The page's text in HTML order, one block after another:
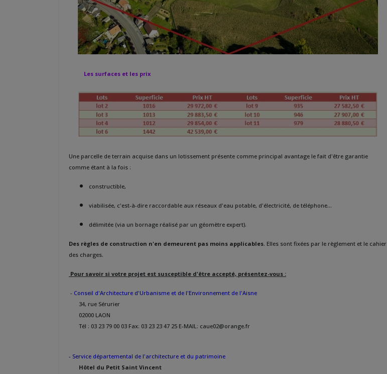
Les surfaces et les prix
Une parcelle de terrain acquise dans un lotissement présente comme principal avantage le fait d'être garantie
comme étant à la fois :
constructible,
viabilisée, c'est-à-dire raccordable aux réseaux d'eau potable, d'électricité, de téléphone...
délimitée (via un bornage réalisé par un géomètre expert).
Des règles de construction n'en demeurent pas moins applicables. Elles sont fixées par le règlement et le cahier
des charges.
Pour savoir si votre projet est susceptible d'être accepté, présentez-vous :
- Conseil d'Architecture d'Urbanisme et de l'Environnement de l'Aisne
34, rue Sérurier
02000 LAON
Tél : 03 23 79 00 03 Fax: 03 23 23 47 25 E-MAIL: caue02@orange.fr
- Service départemental de l'architecture et du patrimoine
Hôtel du Petit Saint Vincent